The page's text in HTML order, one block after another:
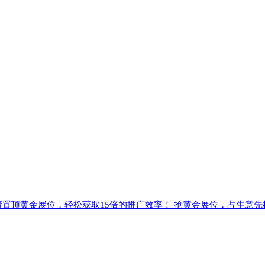
置顶黄金展位，轻松获取15倍的推广效率！ 抢黄金展位，占生意先